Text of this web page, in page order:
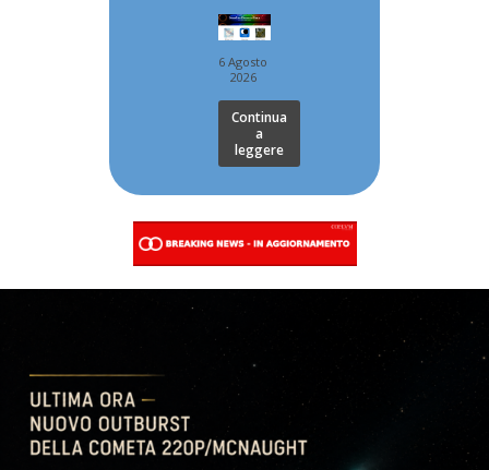
6 Agosto
2026
Continua
a
leggere